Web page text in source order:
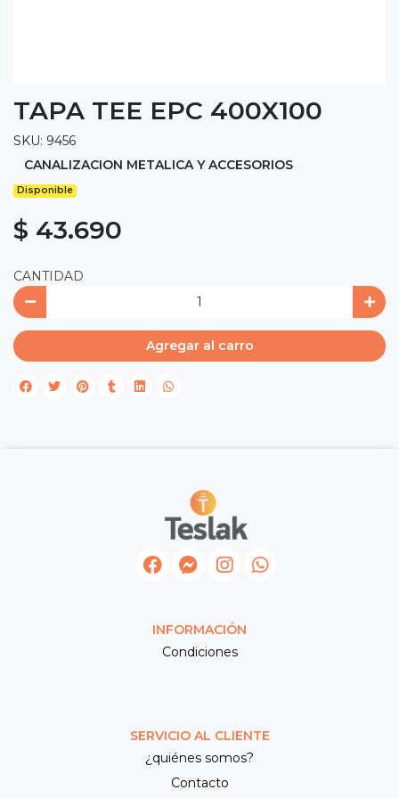
TAPA TEE EPC 400X100
SKU: 9456
CANALIZACION METALICA Y ACCESORIOS
Disponible
$ 43.690
CANTIDAD
Agregar al carro
INFORMACIÓN
Condiciones
SERVICIO AL CLIENTE
¿quiénes somos?
Contacto